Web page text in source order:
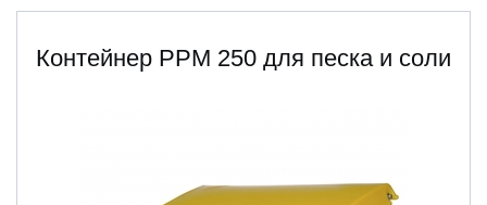
Контейнер PPM 250 для песка и соли